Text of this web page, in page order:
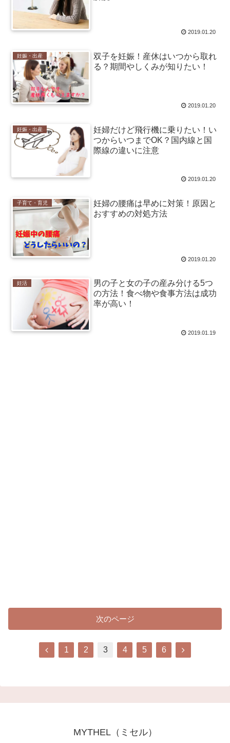
2019.01.20
妊娠・出産
双子を妊娠！産休はいつから取れ
る？期間やしくみが知りたい！
2019.01.20
妊娠・出産
妊婦だけど飛行機に乗りたい！い
つからいつまでOK？国内線と国
際線の違いに注意
2019.01.20
子育て・育児
妊婦の腰痛は早めに対策！原因と
おすすめの対処方法
2019.01.20
妊活
男の子と女の子の産み分ける5つ
の方法！食べ物や食事方法は成功
率が高い！
2019.01.19
次のページ
前
1 2 3 4 5 6
次
MYTHEL（ミセル）